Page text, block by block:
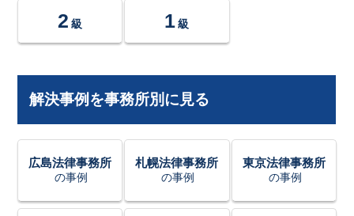
2 級 1 級
解決事例を事務所別に見る
広島法律事務所
の事例
札幌法律事務所
の事例
東京法律事務所
の事例